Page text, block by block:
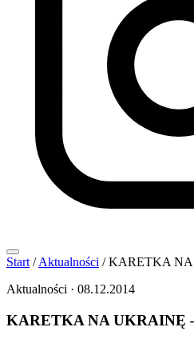
Start / Aktualności / KARETKA NA
Aktualności · 08.12.2014
KARETKA NA UKRAINĘ